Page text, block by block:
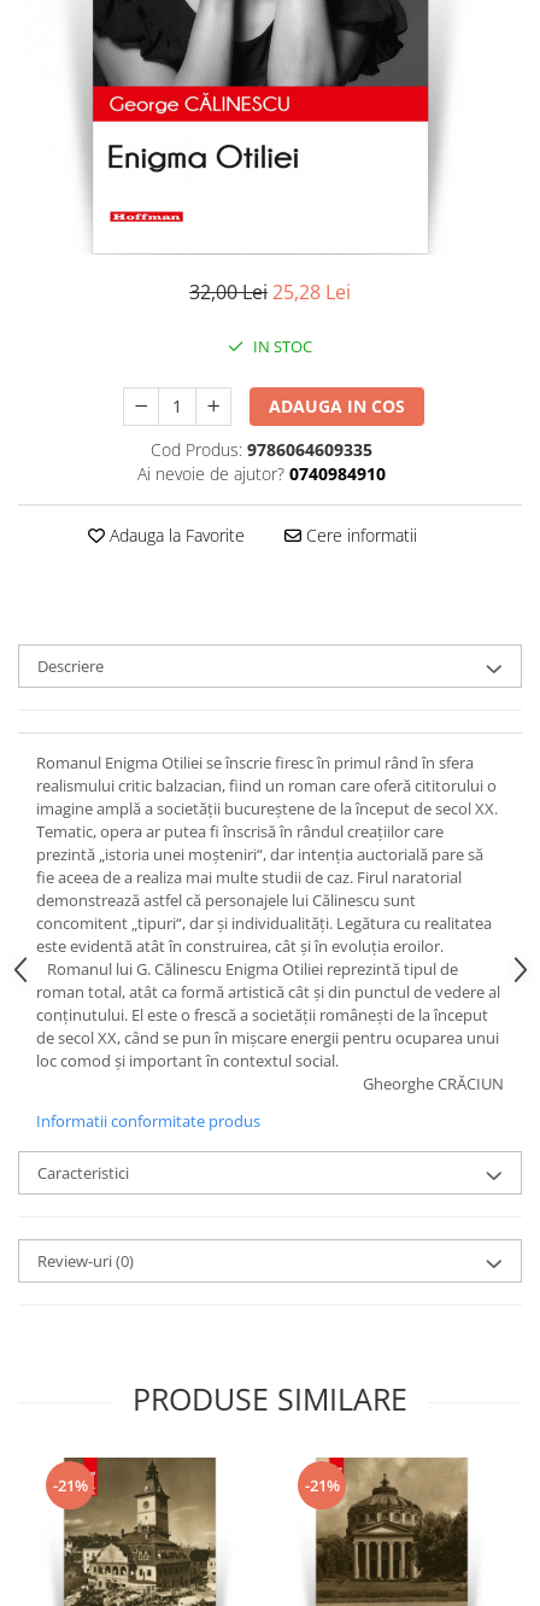
Contemporana
Publicistica / Reportaje / Interviuri
Sociologie si filozofie
32,00 Lei25,28 Lei
IN STOC
ADAUGA IN COS
Cod Produs: 9786064609335
Ai nevoie de ajutor? 0740984910
Adauga la Favorite Cere informatii
Descriere
Romanul Enigma Otiliei se înscrie firesc în primul rând în sfera
realismului critic balzacian, fiind un roman care oferă cititorului o
imagine amplă a societății bucureștene de la început de secol XX.
Tematic, opera ar putea fi înscrisă în rândul creațiilor care
prezintă „istoria unei moșteniri“, dar intenția auctorială pare să
fie aceea de a realiza mai multe studii de caz. Firul naratorial
demonstrează astfel că personajele lui Călinescu sunt
concomitent „tipuri“, dar și individualități. Legătura cu realitatea
este evidentă atât în construirea, cât și în evoluția eroilor.
Romanul lui G. Călinescu Enigma Otiliei reprezintă tipul de
roman total, atât ca formă artistică cât și din punctul de vedere al
conținutului. El este o frescă a societății românești de la început
de secol XX, când se pun în mișcare energii pentru ocuparea unui
loc comod și important în contextul social.
Gheorghe CRĂCIUN
Informatii conformitate produs
Caracteristici
Review-uri(0)
PRODUSE SIMILARE
-21% -21%